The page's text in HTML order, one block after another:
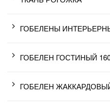
ГОБЕЛЕНЫ
ГОБЕЛЕН ГОСТИНЫЙ
ГОБЕЛЕН